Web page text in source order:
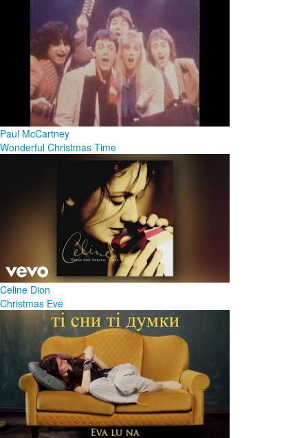
Paul McCartney
Wonderful Christmas Time
Celine Dion
Christmas Eve